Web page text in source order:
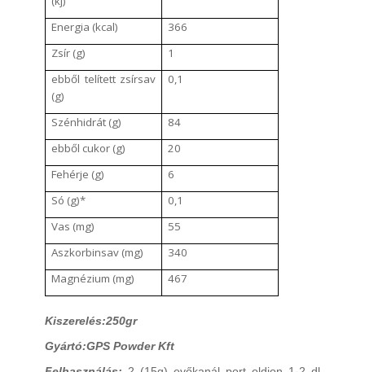
Energia (kcal)
366
Zsír (g)
1
ebből telített zsírsav
(g)
0,1
Szénhidrát (g)
84
ebből cukor (g)
20
Fehérje (g)
6
Só (g)*
0,1
Vas (mg)
55
Aszkorbinsav (mg)
340
Magnézium (mg)
467
Kiszerelés:250gr
Gyártó:GPS Powder Kft